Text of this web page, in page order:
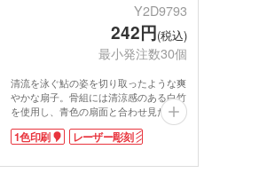
Y2D9793
242円(税込)
最小発注数30個
清流を泳ぐ鮎の姿を切り取ったような爽
やかな扇子。骨組には清涼感のある白竹
を使用し、青色の扇面と合わせ見た目も
涼やかです。軽くてかさばらず、電気を
使わないエコアイテム。ハンディファン
映画館でも周りに気を遣わず使用できま
1色印刷 レーザー彫刻